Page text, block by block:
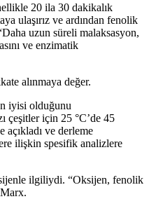
20 ila 30 dakikalık
ulaşırız ve ardından fenolik
Daha uzun süreli malaksasyon,
ve enzimatik
alınmaya değer.
iyisi olduğunu
çeşitler için 25 °C’de 45
ve derleme
ilişkin spesifik analizlere
ilgiliydi. “Oksijen, fenolik